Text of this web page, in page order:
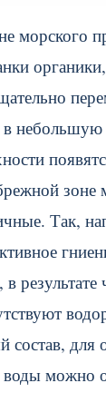
морского
Так,
для
воды